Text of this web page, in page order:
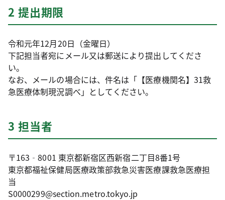
2 提出期限
令和元年12月20日（金曜日）
下記担当者宛にメール又は郵送により提出してくださ
い。
なお、メールの場合には、件名は「【医療機関名】31救
急医療体制現況調べ」としてください。
3 担当者
〒163‐8001 東京都新宿区西新宿二丁目8番1号
東京都福祉保健局医療政策部救急災害医療課救急医療担
当
S0000299@section.metro.tokyo.jp